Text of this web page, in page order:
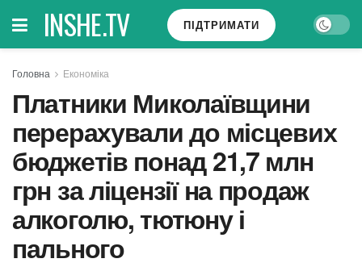
INSHE.TV ПІДТРИМАТИ
Головна Економіка
Платники Миколаївщини
перерахували до місцевих
бюджетів понад 21,7 млн
грн за ліцензії на продаж
алкоголю, тютюну і
пального